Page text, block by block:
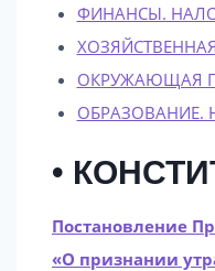
ФИНАНСЫ.
ОКРУЖАЮЩАЯ
ОБРАЗОВАНИЕ.
•
Постановление
«О признании